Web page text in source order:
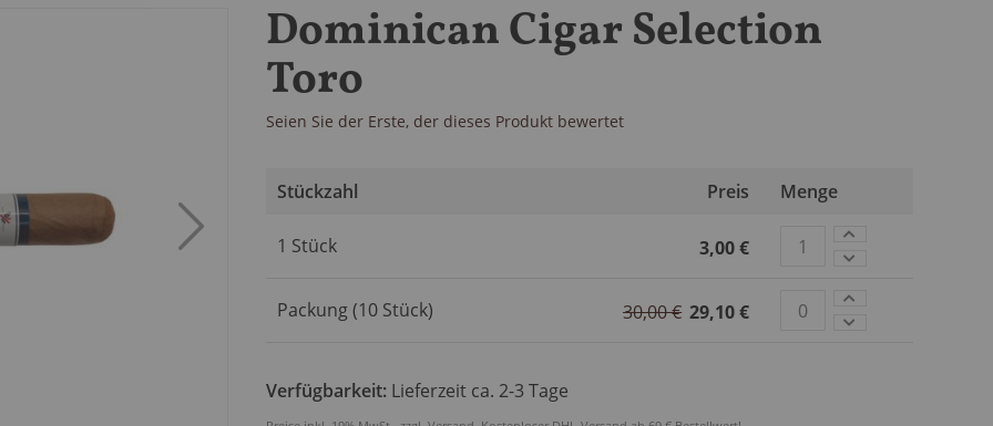
Dominican Cigar Selection
Toro
Seien Sie der Erste, der dieses Produkt bewertet
für
Produkt
Stückzahl Preis Menge
1 Stück 3,00 €
Packung (10 Stück) 29,10 €
30,00 €
Verfügbarkeit: Lieferzeit ca. 2-3 Tage